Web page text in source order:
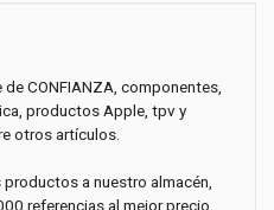
CONFIANZA, componentes,
productos Apple, tpv y
otros artículos.
a nuestro almacén,
referencias al mejor precio.